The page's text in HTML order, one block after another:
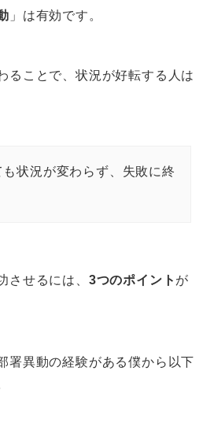
」は有効です。
ることで、状況が好転する人は
状況が変わらず、失敗に終
させるには、 3つのポイント が
署異動の経験がある僕から以下